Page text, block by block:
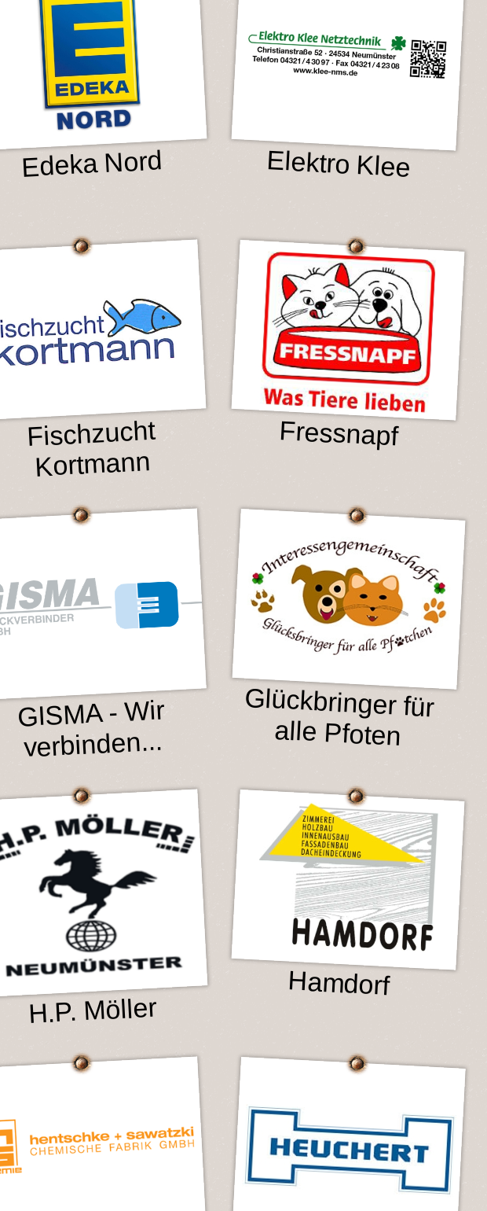
Edeka Nord Elektro Klee
Fischzucht
Kortmann
Fressnapf
GISMA - Wir
verbinden...
Glückbringer für
alle Pfoten
H.P. Möller
Hamdorf